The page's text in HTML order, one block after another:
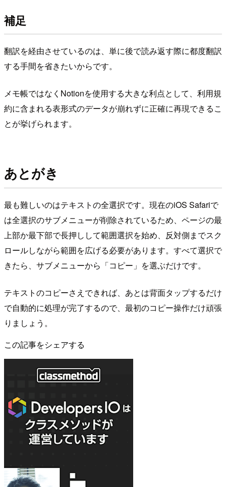
補足
翻訳を経由させているのは、単に後で読み返す際に都度翻訳
する手間を省きたいからです。
メモ帳ではなくNotionを使用する大きな利点として、利用規
約に含まれる表形式のデータが崩れずに正確に再現できるこ
とが挙げられます。
あとがき
最も難しいのはテキストの全選択です。現在のiOS Safariで
は全選択のサブメニューが削除されているため、ページの最
上部か最下部で長押しして範囲選択を始め、反対側までスク
ロールしながら範囲を広げる必要があります。すべて選択で
きたら、サブメニューから「コピー」を選ぶだけです。
テキストのコピーさえできれば、あとは背面タップするだけ
で自動的に処理が完了するので、最初のコピー操作だけ頑張
りましょう。
この記事をシェアする